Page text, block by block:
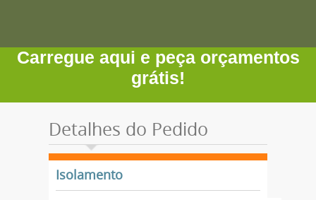
Carregue aqui e peça orçamentos
grátis!
Detalhes do Pedido
Isolamento